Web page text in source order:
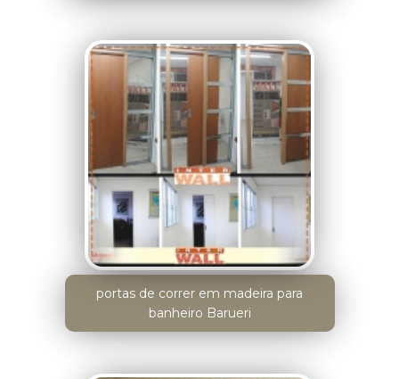
portas de correr em madeira para
banheiro Barueri